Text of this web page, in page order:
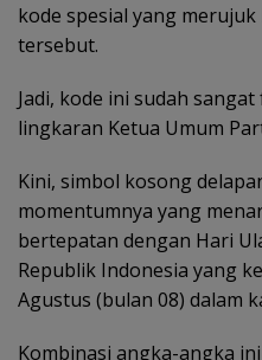
kode spesial yang merujuk
tersebut.
Jadi, kode ini sudah
lingkaran Ketua Umum
Kini, simbol kosong
momentumnya yang
bertepatan dengan Hari
Republik Indonesia yang
Agustus (bulan 08) dalam
Kombinasi angka-angka